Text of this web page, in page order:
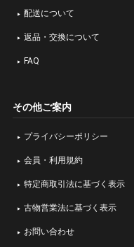
配送について
返品・交換について
FAQ
その他ご案内
プライバシーポリシー
会員・利用規約
特定商取引法に基づく表示
古物営業法に基づく表示
お問い合わせ